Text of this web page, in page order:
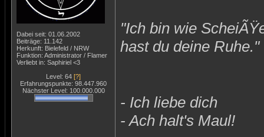
Dabei seit: 01.06.2002
Beiträge: 11.142
Herkunft: Bielefeld / NRW
Funktion: Administrator / Flamer
Verliebt in: Saphiriel <3
Level: 64 [?]
Erfahrungspunkte: 98.447.960
Nächster Level: 100.000.000
"Ich bin wie
hast du deine
- Ich liebe dich
- Ach halt's Maul!